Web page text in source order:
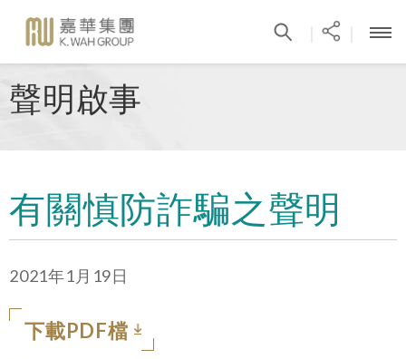
聲明啟事
有關慎防詐騙之聲明
2021年1月19日
下載PDF檔